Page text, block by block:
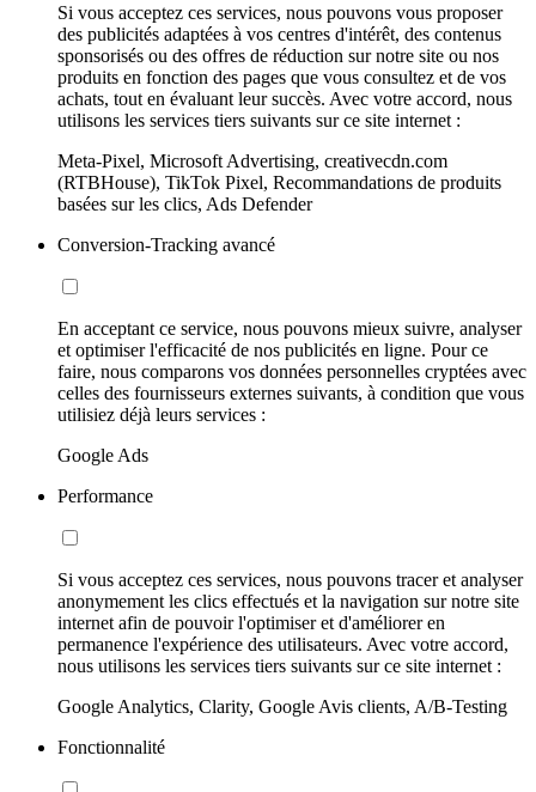
Si vous acceptez ces services, nous pouvons vous proposer
des publicités adaptées à vos centres d'intérêt, des contenus
sponsorisés ou des offres de réduction sur notre site ou nos
produits en fonction des pages que vous consultez et de vos
achats, tout en évaluant leur succès. Avec votre accord, nous
utilisons les services tiers suivants sur ce site internet :
Meta-Pixel, Microsoft Advertising, creativecdn.com
(RTBHouse), TikTok Pixel, Recommandations de produits
basées sur les clics, Ads Defender
Conversion-Tracking avancé
En acceptant ce service, nous pouvons mieux suivre, analyser
et optimiser l'efficacité de nos publicités en ligne. Pour ce
faire, nous comparons vos données personnelles cryptées avec
celles des fournisseurs externes suivants, à condition que vous
utilisiez déjà leurs services :
Google Ads
Performance
Si vous acceptez ces services, nous pouvons tracer et analyser
anonymement les clics effectués et la navigation sur notre site
internet afin de pouvoir l'optimiser et d'améliorer en
permanence l'expérience des utilisateurs. Avec votre accord,
nous utilisons les services tiers suivants sur ce site internet :
Google Analytics, Clarity, Google Avis clients, A/B-Testing
Fonctionnalité